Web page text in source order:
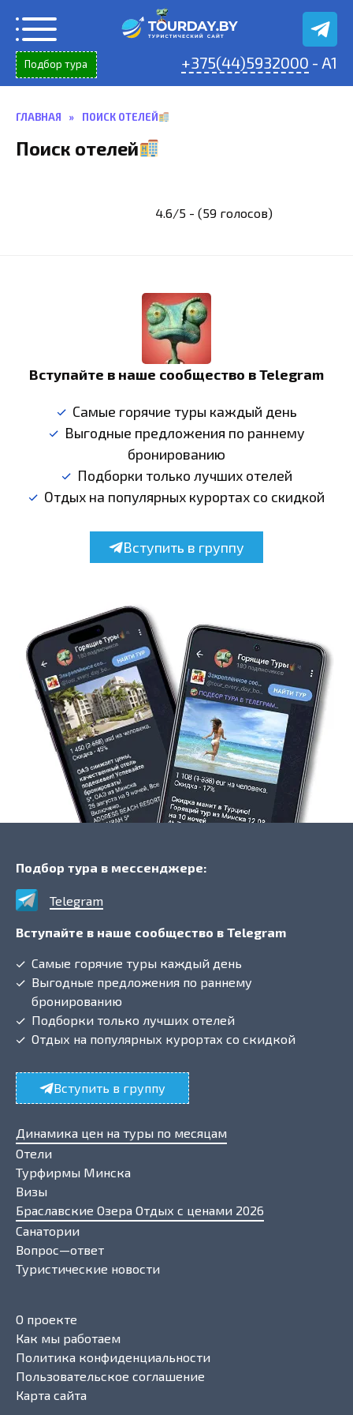
содержанию
Подбор тура +375(44)5932000 - A1
ГЛАВНАЯ » ПОИСК ОТЕЛЕЙ
Поиск отелей
4.6/5 - (59 голосов)
Вступайте в наше сообщество в Telegram
Самые горячие туры каждый день
Выгодные предложения по раннему
бронированию
Подборки только лучших отелей
Отдых на популярных курортах со скидкой
Вступить в группу
Динамика цен на туры по месяцам
Отели
Турфирмы Минска
Визы
Браславские Озера Отдых с ценами 2026
Санатории
Вопрос—ответ
Туристические новости
О проекте
Как мы работаем
Политика конфиденциальности
Пользовательское соглашение
Карта сайта
Подбор тура в мессенджере:
Telegram
Вступайте в наше сообщество в Telegram
Самые горячие туры каждый день
Выгодные предложения по раннему
бронированию
Подборки только лучших отелей
Отдых на популярных курортах со скидкой
Вступить в группу